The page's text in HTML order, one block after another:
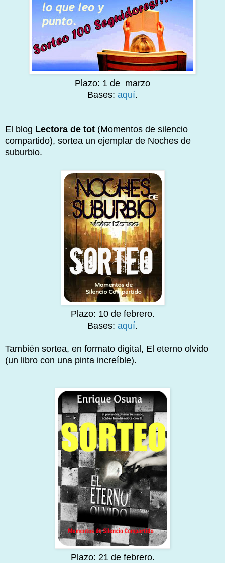
Plazo: 1 de marzo
Bases: aquí.
El blog Lectora de tot (Momentos de silencio
compartido), sortea un ejemplar de Noches de
suburbio.
Plazo: 10 de febrero.
Bases: aquí.
También sortea, en formato digital, El eterno olvido
(un libro con una pinta increíble).
Plazo: 21 de febrero.